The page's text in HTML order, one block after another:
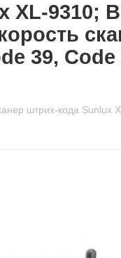
XL-
39,
штрих-кода Sunlux